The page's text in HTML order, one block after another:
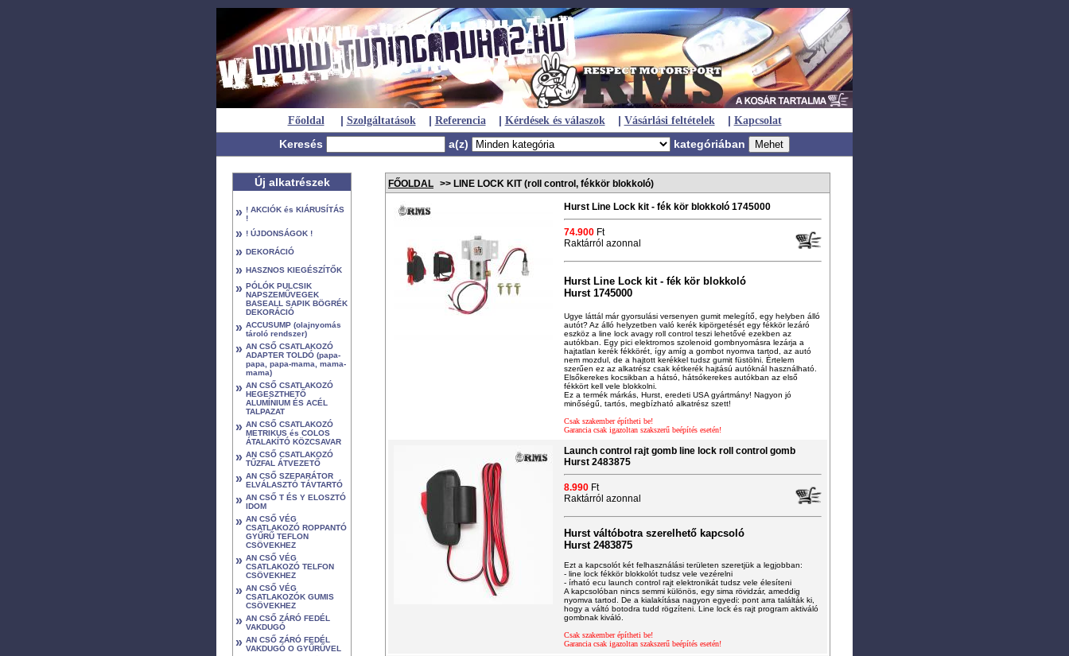
Főoldal | Szolgáltatások | Referencia | Kérdések és válaszok | Vásárlási feltételek | Kapcsolat
Keresés a(z) kategóriában
Új alkatrészek
» ! AKCIÓK és KIÁRUSÍTÁS
!
» ! ÚJDONSÁGOK !
» DEKORÁCIÓ
» HASZNOS KIEGÉSZÍTŐK
» PÓLÓK PULCSIK
NAPSZEMŰVEGEK
BASEALL SAPIK BÖGRÉK
DEKORÁCIÓ
» ACCUSUMP (olajnyomás
tároló rendszer)
» AN CSŐ CSATLAKOZÓ
ADAPTER TOLDÓ (papa-
papa, papa-mama, mama-
mama)
» AN CSŐ CSATLAKOZÓ
HEGESZTHETŐ
ALUMÍNIUM ÉS ACÉL
TALPAZAT
» AN CSŐ CSATLAKOZÓ
METRIKUS és COLOS
ÁTALAKÍTÓ KÖZCSAVAR
» AN CSŐ CSATLAKOZÓ
TŰZFAL ÁTVEZETŐ
» AN CSŐ SZEPARÁTOR
ELVÁLASZTÓ TÁVTARTÓ
» AN CSŐ T ÉS Y ELOSZTÓ
IDOM
» AN CSŐ VÉG
CSATLAKOZÓ ROPPANTÓ
GYŰRŰ TEFLON
CSÖVEKHEZ
» AN CSŐ VÉG
CSATLAKOZÓ TELFON
CSÖVEKHEZ
» AN CSŐ VÉG
CSATLAKOZÓK GUMIS
CSÖVEKHEZ
» AN CSŐ ZÁRÓ FEDÉL
VAKDUGÓ
» AN CSŐ ZÁRÓ FEDÉL
VAKDUGÓ O GYŰRŰVEL
FŐOLDAL >> LINE LOCK KIT (roll control, fékkör blokkoló)
Hurst Line Lock kit - fék kör blokkoló 1745000
74.900 Ft
Raktárról azonnal
Hurst Line Lock kit - fék kör blokkoló
Hurst 1745000
Ugye láttál már gyorsulási versenyen gumit melegítő, egy helyben álló
autót? Az álló helyzetben való kerék kipörgetését egy fékkör lezáró
eszköz a line lock avagy roll control teszi lehetővé ezekben az
autókban. Egy pici elektromos szolenoid gombnyomásra lezárja a
hajtatlan kerék fékkörét, így amíg a gombot nyomva tartod, az autó
nem mozdul, de a hajtott kerékkel tudsz gumit füstölni. Értelem
szerűen ez az alkatrész csak kétkerék hajtású autóknál használható.
Elsőkerekes kocsikban a hátsó, hátsókerekes autókban az első
fékkört kell vele blokkolni.
Ez a termék márkás, Hurst, eredeti USA gyártmány! Nagyon jó
minőségű, tartós, megbízható alkatrész szett!
Csak szakember építheti be!
Garancia csak igazoltan szakszerű beépítés esetén!
Launch control rajt gomb line lock roll control gomb
Hurst 2483875
8.990 Ft
Raktárról azonnal
Hurst váltóbotra szerelhető kapcsoló
Hurst 2483875
Ezt a kapcsolót két felhasználási területen szeretjük a legjobban:
- line lock fékkör blokkolót tudsz vele vezérelni
- írható ecu launch control rajt elektronikát tudsz vele élesíteni
A kapcsolóban nincs semmi különös, egy sima rövidzár, ameddig
nyomva tartod. De a kialakítása nagyon egyedi: pont arra találták ki,
hogy a váltó botodra tudd rögzíteni. Line lock és rajt program aktiváló
gombnak kiváló.
Csak szakember építheti be!
Garancia csak igazoltan szakszerű beépítés esetén!